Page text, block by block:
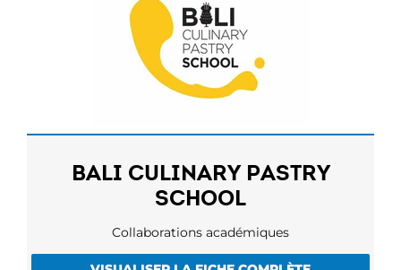
BALI CULINARY PASTRY
SCHOOL
Collaborations académiques